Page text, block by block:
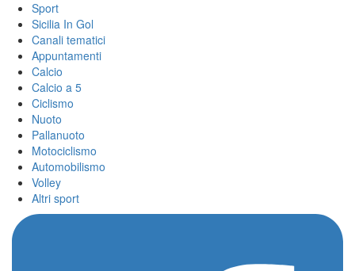
Sport
Sicilia In Gol
Canali tematici
Appuntamenti
Calcio
Calcio a 5
Ciclismo
Nuoto
Pallanuoto
Motociclismo
Automobilismo
Volley
Altri sport